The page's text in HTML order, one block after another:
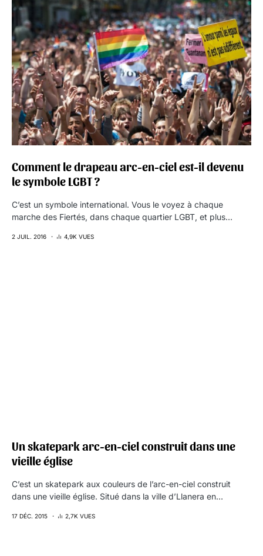
Comment le drapeau arc-en-ciel est-il devenu
le symbole LGBT ?
C’est un symbole international. Vous le voyez à chaque
marche des Fiertés, dans chaque quartier LGBT, et plus…
2 JUIL. 2016 4,9K VUES
Un skatepark arc-en-ciel construit dans une
vieille église
C’est un skatepark aux couleurs de l’arc-en-ciel construit
dans une vieille église. Situé dans la ville d’Llanera en…
17 DÉC. 2015 2,7K VUES